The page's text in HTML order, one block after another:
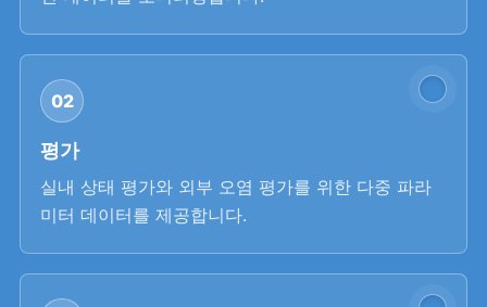
02
평가
실내 상태 평가와 외부 오염 평가를 위한 다중 파라
미터 데이터를 제공합니다.